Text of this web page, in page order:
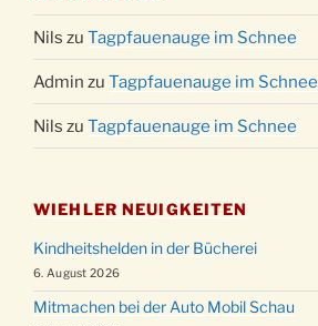
Nils zu Tagpfauenauge im Schnee
Admin zu Tagpfauenauge im Schnee
Nils zu Tagpfauenauge im Schnee
WIEHLER NEUIGKEITEN
Kindheitshelden in der Bücherei
6. August 2026
Mitmachen bei der Auto Mobil Schau